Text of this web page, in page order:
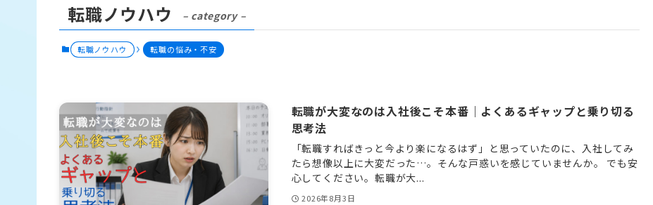
転職ノウハウ – category –
転職ノウハウ 転職の悩み・不安
転職が大変なのは入社後こそ本番｜よくあるギャップと乗り切る
思考法
「転職すればきっと今より楽になるはず」と思っていたのに、入社してみ
たら想像以上に大変だった…。そんな戸惑いを感じていませんか。 でも安
心してください。転職が大...
2026年8月3日